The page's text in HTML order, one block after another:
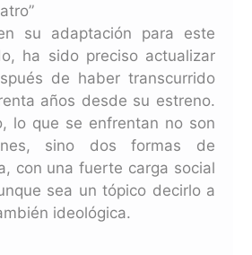
su adaptación para este
ha sido preciso actualizar
de haber transcurrido
años desde su estreno.
lo que se enfrentan no son
sino dos formas de
con una fuerte carga social
sea un tópico decirlo a
ideológica.